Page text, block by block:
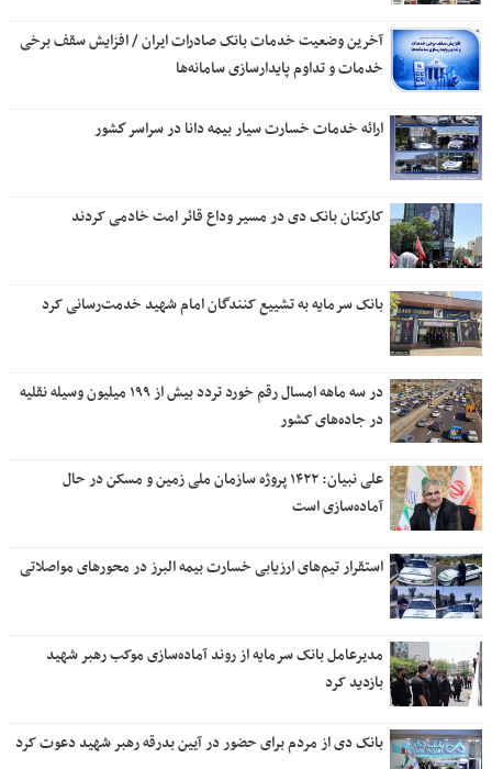
آخرین وضعیت خدمات بانک صادرات ایران / افزایش سقف برخی
خدمات و تداوم پایدارسازی سامانه‌ها
ارائه خدمات خسارت سیار بیمه دانا در سراسر كشور
کارکنان بانک دی در مسیر وداع قائر امت خادمی کردند
بانک سرمایه به تشییع کنندگان امام شهید خدمت‌رسانی کرد
در سه ماهه امسال رقم خورد تردد بیش از ۱۹۹ میلیون وسیله نقلیه
در جاده‌های کشور
علی نبیان: ۱۴۲۲ پروژه سازمان ملی زمین و مسکن در حال
آماده‌سازی است
استقرار تیم‌های ارزیابی خسارت بیمه البرز در محورهای مواصلاتی
مدیرعامل بانک سرمایه از روند آماده‌سازی موکب رهبر شهید
بازدید کرد
بانک دی از مردم برای حضور در آیین بدرقه رهبر شهید دعوت کرد